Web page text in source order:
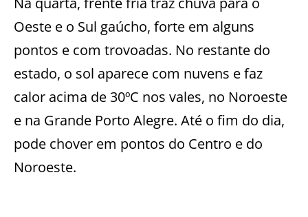
Oeste e o Sul gaúcho, forte em alguns
pontos e com trovoadas. No restante do
estado, o sol aparece com nuvens e faz
calor acima de 30ºC nos vales, no Noroeste
e na Grande Porto Alegre. Até o fim do dia,
pode chover em pontos do Centro e do
Noroeste.